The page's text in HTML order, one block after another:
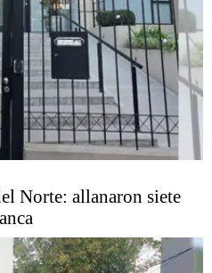
Norte: allanaron siete